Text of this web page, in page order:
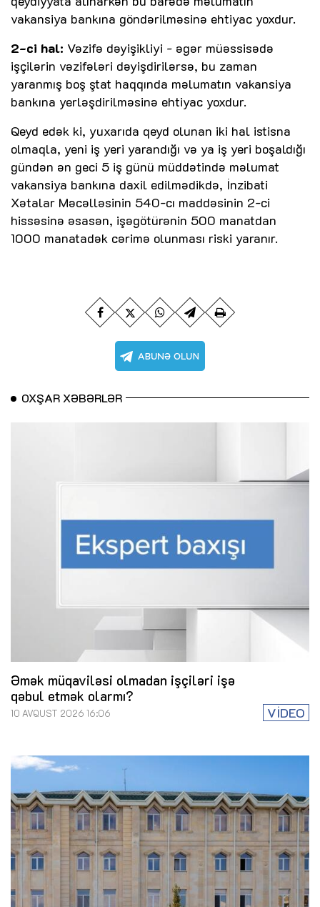
vakansiya bankına göndərilməsinə ehtiyac yoxdur.
2-ci hal: Vəzifə dəyişikliyi - əgər müəssisədə
işçilərin vəzifələri dəyişdirilərsə, bu zaman
yaranmış boş ştat haqqında məlumatın vakansiya
bankına yerləşdirilməsinə ehtiyac yoxdur.
Qeyd edək ki, yuxarıda qeyd olunan iki hal istisna
olmaqla, yeni iş yeri yarandığı və ya iş yeri boşaldığı
gündən ən geci 5 iş günü müddətində məlumat
vakansiya bankına daxil edilmədikdə, İnzibati
Xətalar Məcəlləsinin 540-cı maddəsinin 2-ci
hissəsinə əsasən, işəgötürənin 500 manatdan
1000 manatadək cərimə olunması riski yaranır.
OXŞAR XƏBƏRLƏR
Əmək müqaviləsi olmadan işçiləri işə
qəbul etmək olarmı?
VİDEO
10 AVQUST 2026 16:06